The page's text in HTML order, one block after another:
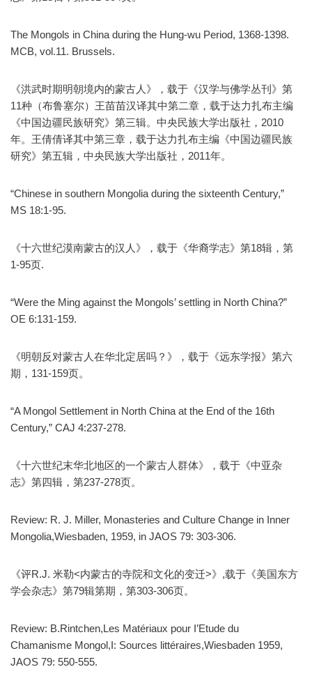
The Mongols in China during the Hung-wu Period, 1368-1398.
MCB, vol.11. Brussels.
《洪武时期明朝境内的蒙古人》，载于《汉学与佛学丛刊》第
11种（布鲁塞尔）王苗苗汉译其中第二章，载于达力扎布主编
《中国边疆民族研究》第三辑。中央民族大学出版社，2010
年。王倩倩译其中第三章，载于达力扎布主编《中国边疆民族
研究》第五辑，中央民族大学出版社，2011年。
“Chinese in southern Mongolia during the sixteenth Century,”
MS 18:1-95.
《十六世纪漠南蒙古的汉人》，载于《华裔学志》第18辑，第
1-95页.
“Were the Ming against the Mongols’ settling in North China?”
OE 6:131-159.
《明朝反对蒙古人在华北定居吗？》，载于《远东学报》第六
期，131-159页。
“A Mongol Settlement in North China at the End of the 16th
Century,” CAJ 4:237-278.
《十六世纪末华北地区的一个蒙古人群体》，载于《中亚杂
志》第四辑，第237-278页。
Review: R. J. Miller, Monasteries and Culture Change in Inner
Mongolia,Wiesbaden, 1959, in JAOS 79: 303-306.
《评R.J. 米勒<内蒙古的寺院和文化的变迁>》,载于《美国东方
学会杂志》第79辑第期，第303-306页。
Review: B.Rintchen,Les Matériaux pour I’Etude du
Chamanisme Mongol,I: Sources littéraires,Wiesbaden 1959,
JAOS 79: 550-555.